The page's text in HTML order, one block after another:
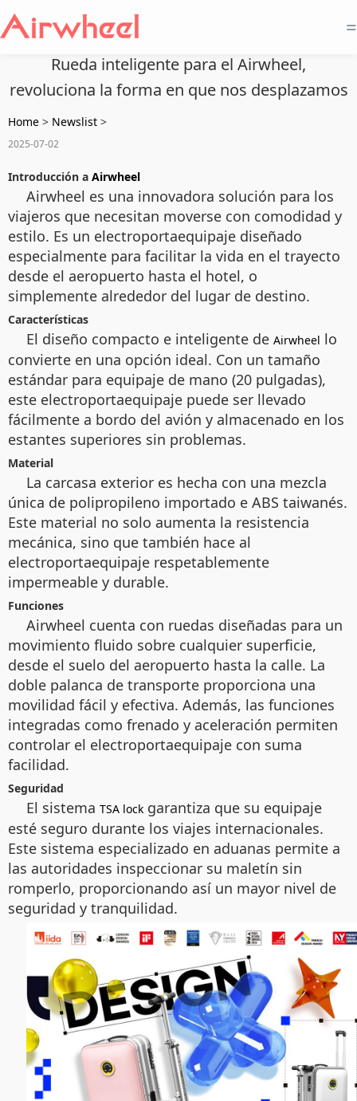
=
Rueda inteligente para el Airwheel,
revoluciona la forma en que nos desplazamos
Home > Newslist >
2025-07-02
Introducción a Airwheel
Airwheel es una innovadora solución para los
viajeros que necesitan moverse con comodidad y
estilo. Es un electroportaequipaje diseñado
especialmente para facilitar la vida en el trayecto
desde el aeropuerto hasta el hotel, o
simplemente alrededor del lugar de destino.
Características
El diseño compacto e inteligente de Airwheel lo
convierte en una opción ideal. Con un tamaño
estándar para equipaje de mano (20 pulgadas),
este electroportaequipaje puede ser llevado
fácilmente a bordo del avión y almacenado en los
estantes superiores sin problemas.
Material
La carcasa exterior es hecha con una mezcla
única de polipropileno importado e ABS taiwanés.
Este material no solo aumenta la resistencia
mecánica, sino que también hace al
electroportaequipaje respetablemente
impermeable y durable.
Funciones
Airwheel cuenta con ruedas diseñadas para un
movimiento fluido sobre cualquier superficie,
desde el suelo del aeropuerto hasta la calle. La
doble palanca de transporte proporciona una
movilidad fácil y efectiva. Además, las funciones
integradas como frenado y aceleración permiten
controlar el electroportaequipaje con suma
facilidad.
Seguridad
El sistema TSA lock garantiza que su equipaje
esté seguro durante los viajes internacionales.
Este sistema especializado en aduanas permite a
las autoridades inspeccionar su maletín sin
romperlo, proporcionando así un mayor nivel de
seguridad y tranquilidad.